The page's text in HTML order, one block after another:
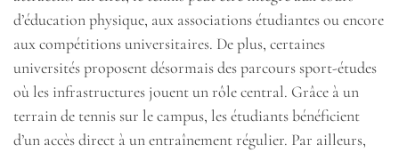
d’éducation physique, aux associations étudiantes ou encore
aux compétitions universitaires. De plus, certaines
universités proposent désormais des parcours sport-études
où les infrastructures jouent un rôle central. Grâce à un
terrain de tennis sur le campus, les étudiants bénéficient
d’un accès direct à un entraînement régulier. Par ailleurs,